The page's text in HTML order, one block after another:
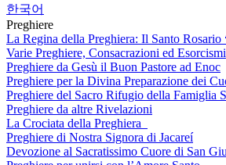
한국어
Preghiere
La Regina della Preghiera: Il Santo Rosario
Varie Preghiere, Consacrazioni ed Esorcismi
Preghiere da Gesù il Buon Pastore ad Enoc
Preghiere per la Divina Preparazione dei
Preghiere del Sacro Rifugio della Famiglia
Preghiere da altre Rivelazioni
La Crociata della Preghiera
Preghiere di Nostra Signora di Jacareí
Devozione al Sacratissimo Cuore di San